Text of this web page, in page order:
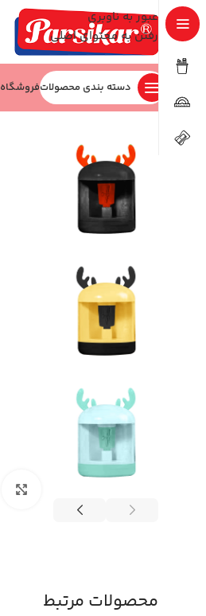
عبور به ناوبری
رفتن به محتوای اصلی
دسته بندی محصولاتفروشگاه
خانه نوشت افزار تراش رومیزی
محصولات مرتبط